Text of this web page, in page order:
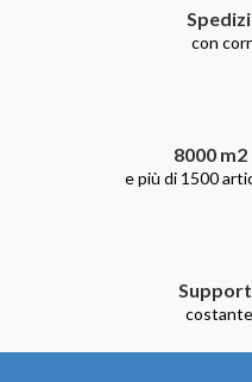
con
8000
e più di 1500